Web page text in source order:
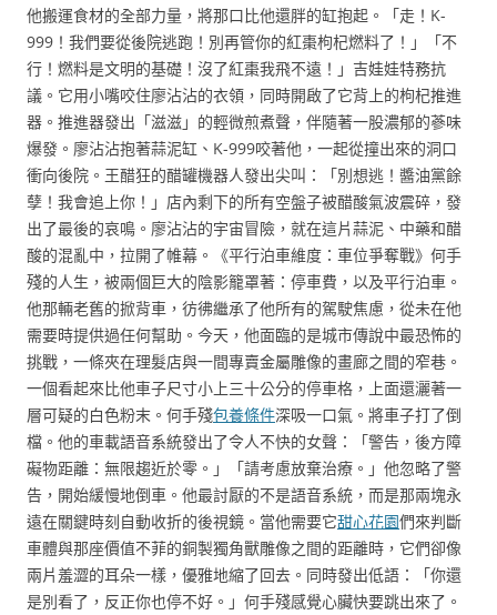
他搬運食材的全部力量，將那口比他還胖的缸抱起。「走！K-
999！我們要從後院逃跑！別再管你的紅棗枸杞燃料了！」「不
行！燃料是文明的基礎！沒了紅棗我飛不遠！」吉娃娃特務抗
議。它用小嘴咬住廖沾沾的衣領，同時開啟了它背上的枸杞推進
器。推進器發出「滋滋」的輕微煎煮聲，伴隨著一股濃郁的蔘味
爆發。廖沾沾抱著蒜泥缸、K-999咬著他，一起從撞出來的洞口
衝向後院。王醋狂的醋罐機器人發出尖叫：「別想逃！醬油黨餘
孽！我會追上你！」店內剩下的所有空盤子被醋酸氣波震碎，發
出了最後的哀鳴。廖沾沾的宇宙冒險，就在這片蒜泥、中藥和醋
酸的混亂中，拉開了帷幕。《平行泊車維度：車位爭奪戰》何手
殘的人生，被兩個巨大的陰影籠罩著：停車費，以及平行泊車。
他那輛老舊的掀背車，彷彿繼承了他所有的駕駛焦慮，從未在他
需要時提供過任何幫助。今天，他面臨的是城市傳說中最恐怖的
挑戰，一條夾在理髮店與一間專賣金屬雕像的畫廊之間的窄巷。
一個看起來比他車子尺寸小上三十公分的停車格，上面還灑著一
層可疑的白色粉末。何手殘包養條件深吸一口氣。將車子打了倒
檔。他的車載語音系統發出了令人不快的女聲：「警告，後方障
礙物距離：無限趨近於零。」「請考慮放棄治療。」他忽略了警
告，開始緩慢地倒車。他最討厭的不是語音系統，而是那兩塊永
遠在關鍵時刻自動收折的後視鏡。當他需要它甜心花園們來判斷
車體與那座價值不菲的銅製獨角獸雕像之間的距離時，它們卻像
兩片羞澀的耳朵一樣，優雅地縮了回去。同時發出低語：「你還
是別看了，反正你也停不好。」何手殘感覺心臟快要跳出來了。